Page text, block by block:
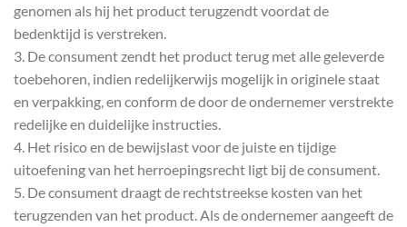
genomen als hij het product terugzendt voordat de
bedenktijd is verstreken.
3. De consument zendt het product terug met alle geleverde
toebehoren, indien redelijkerwijs mogelijk in originele staat
en verpakking, en conform de door de ondernemer verstrekte
redelijke en duidelijke instructies.
4. Het risico en de bewijslast voor de juiste en tijdige
uitoefening van het herroepingsrecht ligt bij de consument.
5. De consument draagt de rechtstreekse kosten van het
terugzenden van het product. Als de ondernemer aangeeft de